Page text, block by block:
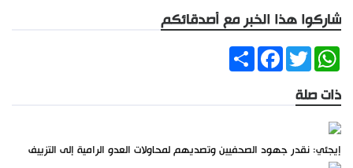
شاركوا هذا الخبر مع أصدقائكم
ShareFacebookTwitter
WhatsApp
ذات صلة
إيجئي: نقدر جهود الصحفيين وتصديهم لمحاولات العدو الرامية إلى التزييف